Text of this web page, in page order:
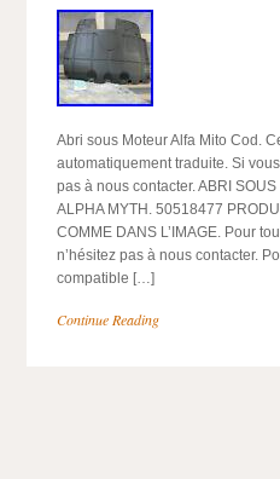
Abri sous Moteur Alfa Mito Cod.
automatiquement traduite. Si
pas à nous contacter. ABRI
ALPHA MYTH. 50518477
COMME DANS L’IMAGE. Pour
n’hésitez pas à nous contacter.
compatible […]
Continue Reading